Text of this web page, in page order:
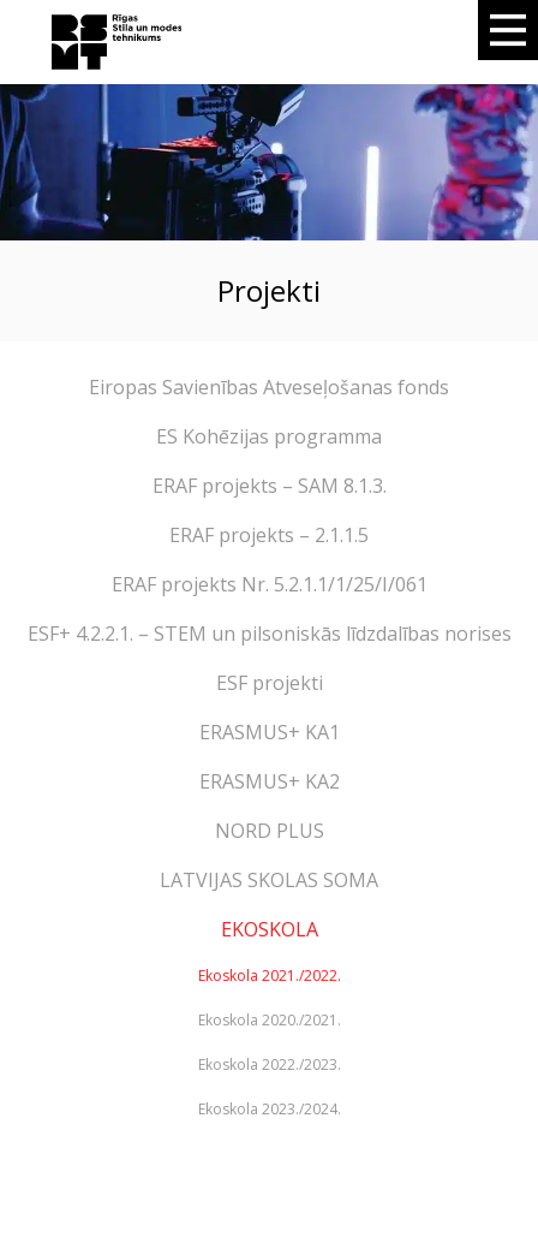
Projekti
Eiropas Savienības Atveseļošanas fonds
ES Kohēzijas programma
ERAF projekts – SAM 8.1.3.
ERAF projekts – 2.1.1.5
ERAF projekts Nr. 5.2.1.1/1/25/I/061
ESF+ 4.2.2.1. – STEM un pilsoniskās līdzdalības norises
ESF projekti
ERASMUS+ KA1
ERASMUS+ KA2
NORD PLUS
LATVIJAS SKOLAS SOMA
EKOSKOLA
Ekoskola 2021./2022.
Ekoskola 2020./2021.
Ekoskola 2022./2023.
Ekoskola 2023./2024.